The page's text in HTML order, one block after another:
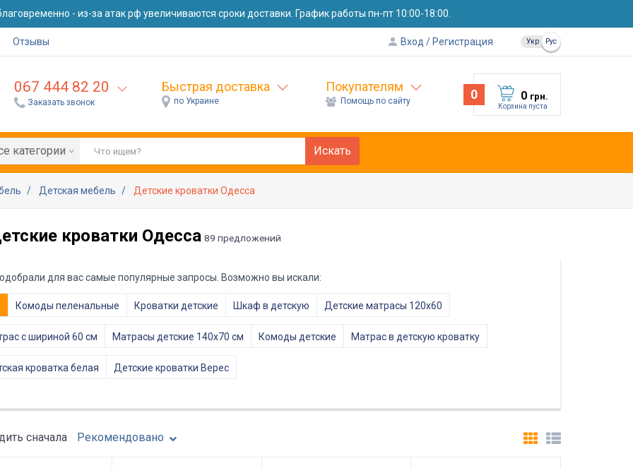
- из-за атак рф увеличиваются сроки доставки. График работы пн-пт 10:00-18:00.
Отзывы Вход Регистрация Укр Рус
067 444 82 20
Заказать звонок
Быстрая доставка
по Украине
Покупателям
Помощь по сайту 0 0 грн.
Корзина пуста
категории Искать
Детская мебель Детские кроватки Одесса
кроватки Одесса 89 предложений
для вас самые популярные запросы. Возможно вы искали:
Комоды пеленальные Кроватки детские Шкаф в детскую Детские матрасы 120х60
с шириной 60 см Матрасы детские 140х70 см Комоды детские Матрас в детскую кроватку
кроватка белая Детские кроватки Верес
сначала Рекомендовано